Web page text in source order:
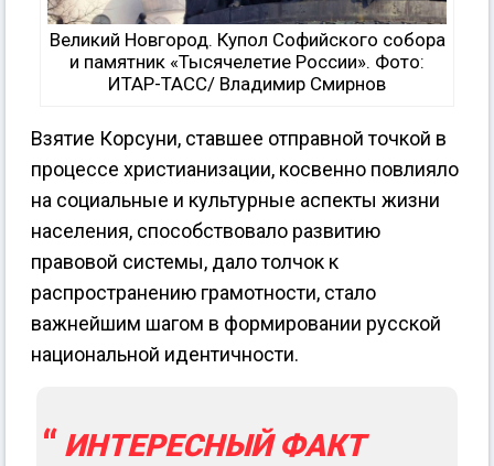
Великий Новгород. Купол Софийского собора
и памятник «Тысячелетие России». Фото:
ИТАР-ТАСС/ Владимир Смирнов
Взятие Корсуни, ставшее отправной точкой в
процессе христианизации, косвенно повлияло
на социальные и культурные аспекты жизни
населения, способствовало развитию
правовой системы, дало толчок к
распространению грамотности, стало
важнейшим шагом в формировании русской
национальной идентичности.
ИНТЕРЕСНЫЙ ФАКТ